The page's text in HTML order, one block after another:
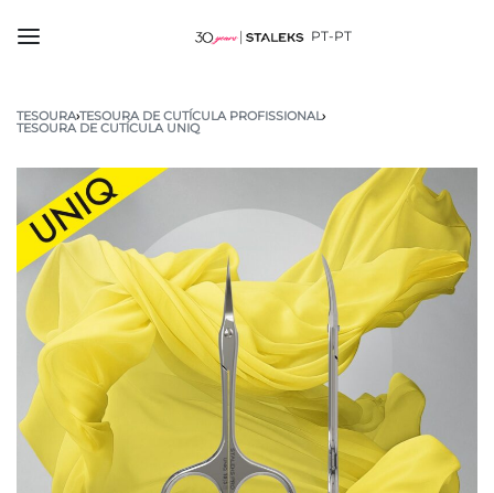
PT-PT
TESOURA›TESOURA DE CUTÍCULA PROFISSIONAL›
TESOURA DE CUTÍCULA UNIQ